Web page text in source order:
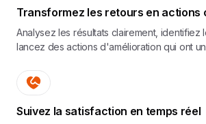
Transformez les retours en actions
Analysez les résultats clairement, identifiez
lancez des actions d'amélioration qui ont
Suivez la satisfaction en temps réel